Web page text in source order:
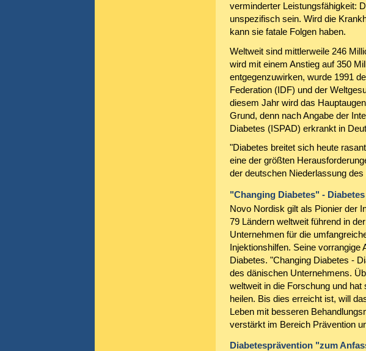
verminderter Leistungsfähigkeit:
unspezifisch sein. Wird die
kann sie fatale Folgen haben.
Weltweit sind mittlerweile 246
wird mit einem Anstieg auf 350
entgegenzuwirken, wurde 1991
Federation (IDF) und der
diesem Jahr wird das
Grund, denn nach Angabe der
Diabetes (ISPAD) erkrankt in
"Diabetes breitet sich heute
eine der größten
der deutschen Niederlassung
"Changing Diabetes" -
Novo Nordisk gilt als Pionier der
79 Ländern weltweit führend in
Unternehmen für die
Injektionshilfen. Seine
Diabetes. "Changing Diabetes -
des dänischen Unternehmens.
weltweit in die Forschung und
heilen. Bis dies erreicht ist, will
Leben mit besseren
verstärkt im Bereich Prävention
Diabetesprävention "zum